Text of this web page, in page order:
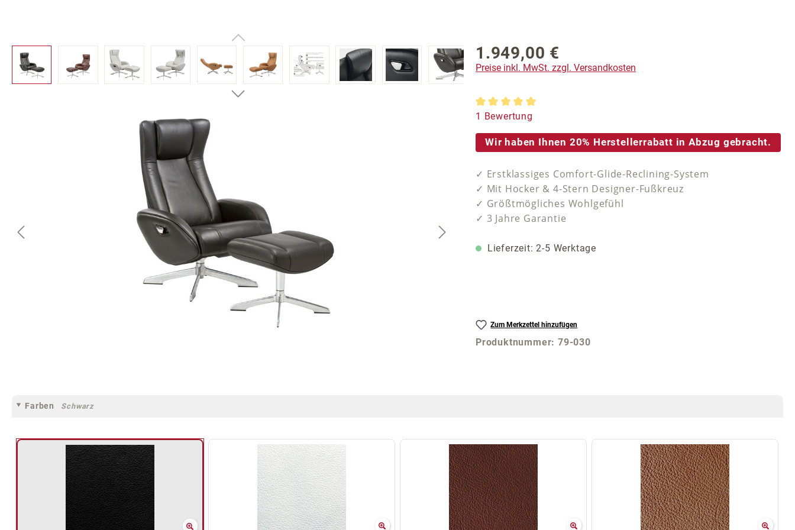
Bildergalerie überspringen Regulärer Preis:
1.949,00 €
Preise inkl. MwSt. zzgl. Versandkosten
Durchschnittliche Bewertung von 5 von 5 Sternen
1 Bewertung
Wir haben Ihnen 20% Herstellerrabatt in Abzug gebracht.
✓ Erstklassiges Comfort-Glide-Reclining-System
✓ Mit Hocker & 4-Stern Designer-Fußkreuz
✓ Größtmögliches Wohlgefühl
✓ 3 Jahre Garantie
Lieferzeit: 2-5 Werktage
Zum Merkzettel hinzufügen
Produktnummer:79-030
Farben Schwarz